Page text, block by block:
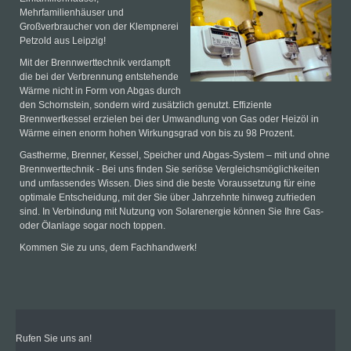
Mehrfamilienhäuser und
Großverbraucher von der Klempnerei
Petzold aus Leipzig!
Mit der Brennwerttechnik verdampft
die bei der Verbrennung entstehende
Wärme nicht in Form von Abgas durch
den Schornstein, sondern wird zusätzlich genutzt. Effiziente
Brennwertkessel erzielen bei der Umwandlung von Gas oder Heizöl in
Wärme einen enorm hohen Wirkungsgrad von bis zu 98 Prozent.
Gastherme, Brenner, Kessel, Speicher und Abgas-System – mit und ohne
Brennwerttechnik - Bei uns finden Sie seriöse Vergleichsmöglichkeiten
und umfassendes Wissen. Dies sind die beste Voraussetzung für eine
optimale Entscheidung, mit der Sie über Jahrzehnte hinweg zufrieden
sind. In Verbindung mit Nutzung von Solarenergie können Sie Ihre Gas-
oder Ölanlage sogar noch toppen.
Kommen Sie zu uns, dem Fachhandwerk!
Rufen Sie uns an!